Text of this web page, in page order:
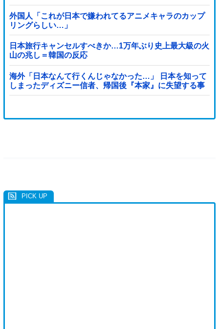
外国人「これが日本で嫌われてるアニメキャラのカップ
リングらしい…」
日本旅行キャンセルすべきか…1万年ぶり史上最大級の火
山の兆し＝韓国の反応
海外「日本なんて行くんじゃなかった…」 日本を知って
しまったディズニー信者、帰国後『本家』に失望する事
態に